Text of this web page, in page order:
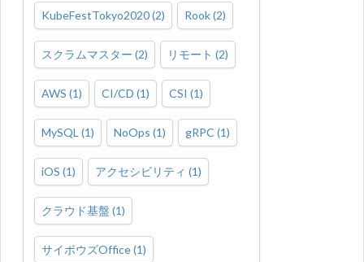
KubeFestTokyo2020(2) Rook(2)
スクラムマスター (2) リモート (2)
AWS (1) CI/CD (1) CSI (1)
MySQL (1) NoOps (1) gRPC (1)
iOS (1) アクセシビリティ (1)
クラウド基盤 (1)
サイボウズOffice(1)